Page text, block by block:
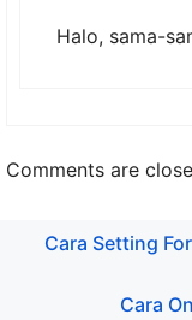
Halo, sama-
Comments are
Cara Setting
Cara